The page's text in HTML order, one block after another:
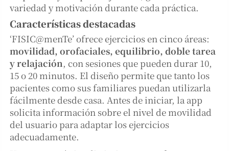
variedad y motivación durante cada práctica.
Características destacadas
‘FISIC@menTe’ ofrece ejercicios en cinco áreas:
movilidad, orofaciales, equilibrio, doble tarea
y relajación, con sesiones que pueden durar 10,
15 o 20 minutos. El diseño permite que tanto los
pacientes como sus familiares puedan utilizarla
fácilmente desde casa. Antes de iniciar, la app
solicita información sobre el nivel de movilidad
del usuario para adaptar los ejercicios
adecuadamente.